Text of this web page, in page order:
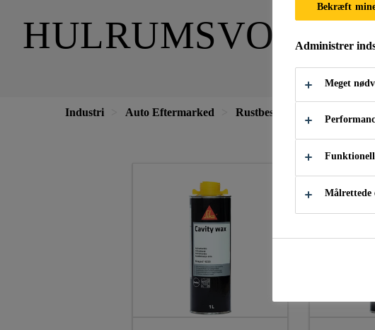
HULRUMSVOKS
Industri Auto Eftermarked Rustbeskyttelse
Bekræft
Administrer
Meget
Målrettede